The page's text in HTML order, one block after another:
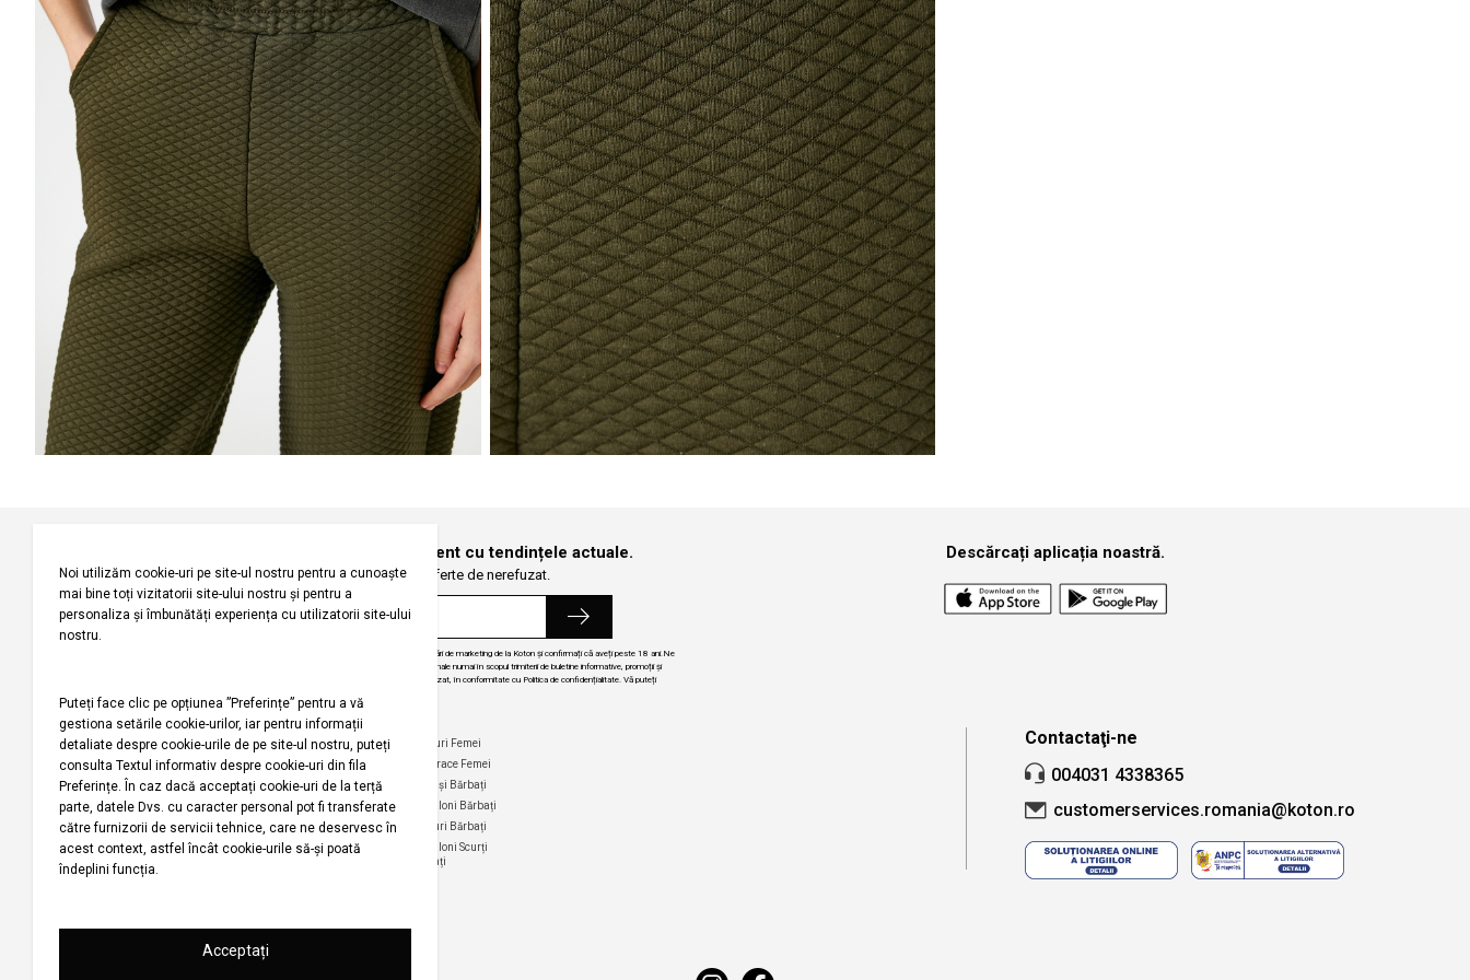
Înregistrați-vă pentru a fi la curent cu tendințele actuale.
Fiți primii care primesc oferte de nerefuzat.
Prin abonarea la buletinul nostru informativ, sunteți de acord să primiți comunicări de marketing de la Koton și confirmați că aveți peste 18 ani.Ne
angajăm să vă protejăm confidențialitatea și vom folosi informațiile dvs. personale numai în scopul trimiterii de buletine informative, promoții și
actualizări despre produsele și serviciile noastre, să vă oferim conținut personalizat, în conformitate cu Politica de confidențialitate. Vă puteți
Descărcați aplicația noastră.
Companie
Despre noi
Politica
privind
utilizarea
modulelor de
tip cookie
Termeni și
condiții
campanie
Ajutor
Întrebări frecvente
Politica de Anulare și
Urmărirea comenzii
fără înregistrare
Politica de
Categorii Populare
Rochii Femei
Tricouri Femei
Cămăși Femei
Pantaloni Femei
Fuste Femei
Maiouri Femei
Hanorace Femei
Cămași Bărbați
Pantaloni Bărbați
Tricouri Bărbați
Pantaloni Scurți
Bărbați
Contactaţi-ne
004031 4338365
customerservices.romania@koton.ro
Continuă cumpărăturile